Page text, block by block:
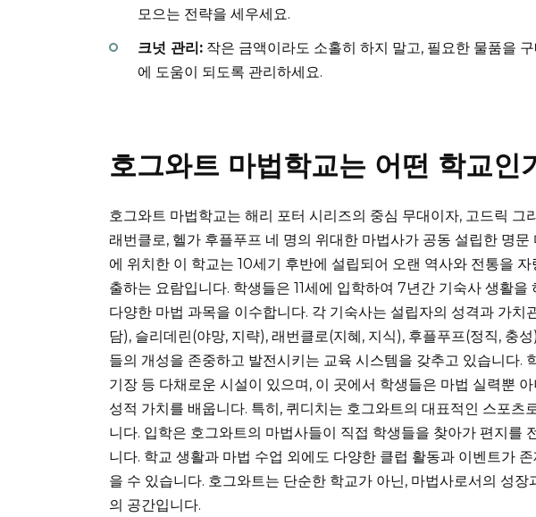
모으는 전략을 세우세요.
크넛 관리: 작은 금액이라도 소홀히 하지 말고, 필요한 물품을
에 도움이 되도록 관리하세요.
호그와트 마법학교는 어떤 학교인
호그와트 마법학교는 해리 포터 시리즈의 중심 무대이자, 고드릭 그
래번클로, 헬가 후플푸프 네 명의 위대한 마법사가 공동 설립한 명
에 위치한 이 학교는 10세기 후반에 설립되어 오랜 역사와 전통을
출하는 요람입니다. 학생들은 11세에 입학하여 7년간 기숙사 생활을
다양한 마법 과목을 이수합니다. 각 기숙사는 설립자의 성격과 가치
담), 슬리데린(야망, 지략), 래번클로(지혜, 지식), 후플푸프(정직, 충
들의 개성을 존중하고 발전시키는 교육 시스템을 갖추고 있습니다.
기장 등 다채로운 시설이 있으며, 이 곳에서 학생들은 마법 실력뿐
성적 가치를 배웁니다. 특히, 퀴디치는 호그와트의 대표적인 스포츠
니다. 입학은 호그와트의 마법사들이 직접 학생들을 찾아가 편지를
니다. 학교 생활과 마법 수업 외에도 다양한 클럽 활동과 이벤트가
을 수 있습니다. 호그와트는 단순한 학교가 아닌, 마법사로서의 성
의 공간입니다.